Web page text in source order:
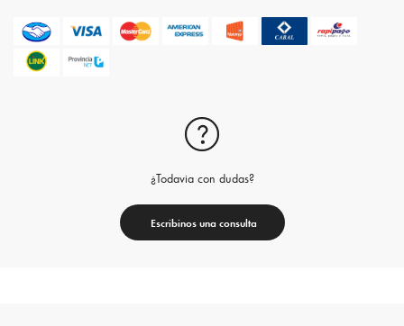
¿Todavia con dudas?
Escribinos una consulta